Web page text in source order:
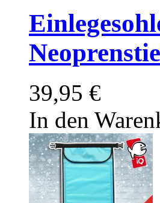
39,95 €
In den